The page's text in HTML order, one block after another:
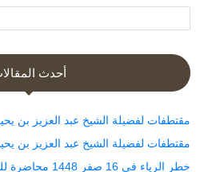
أحدث
مقتطفات لفضيلة الشيخ عبد العزيز بن
مقتطفات لفضيلة الشيخ عبد العزيز بن
خطر الرياء في 16